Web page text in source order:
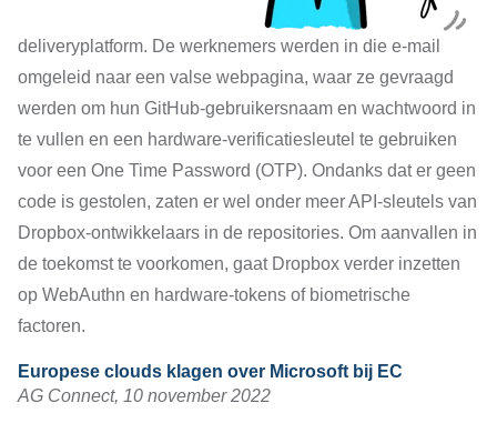
deliveryplatform. De werknemers werden in die e-mail
omgeleid naar een valse webpagina, waar ze gevraagd
werden om hun GitHub-gebruikersnaam en wachtwoord in
te vullen en een hardware-verificatiesleutel te gebruiken
voor een One Time Password (OTP). Ondanks dat er geen
code is gestolen, zaten er wel onder meer API-sleutels van
Dropbox-ontwikkelaars in de repositories. Om aanvallen in
de toekomst te voorkomen, gaat Dropbox verder inzetten
op WebAuthn en hardware-tokens of biometrische
factoren.
Europese clouds klagen over Microsoft bij EC
AG Connect, 10 november 2022